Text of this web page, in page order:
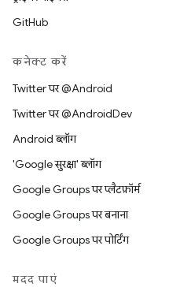
GitHub
कनेक्ट करें
Twitter पर @Android
Twitter पर @AndroidDev
Android ब्लॉग
'Google सुरक्षा' ब्लॉग
Google Groups पर प्लैटफ़ॉर्म
Google Groups पर बनाना
Google Groups पर पोर्टिंग
मदद पाएं